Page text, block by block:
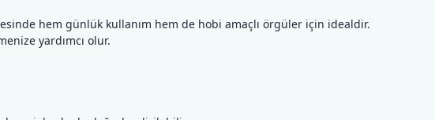
hem günlük kullanım hem de hobi amaçlı örgüler için idealdir.
yardımcı olur.